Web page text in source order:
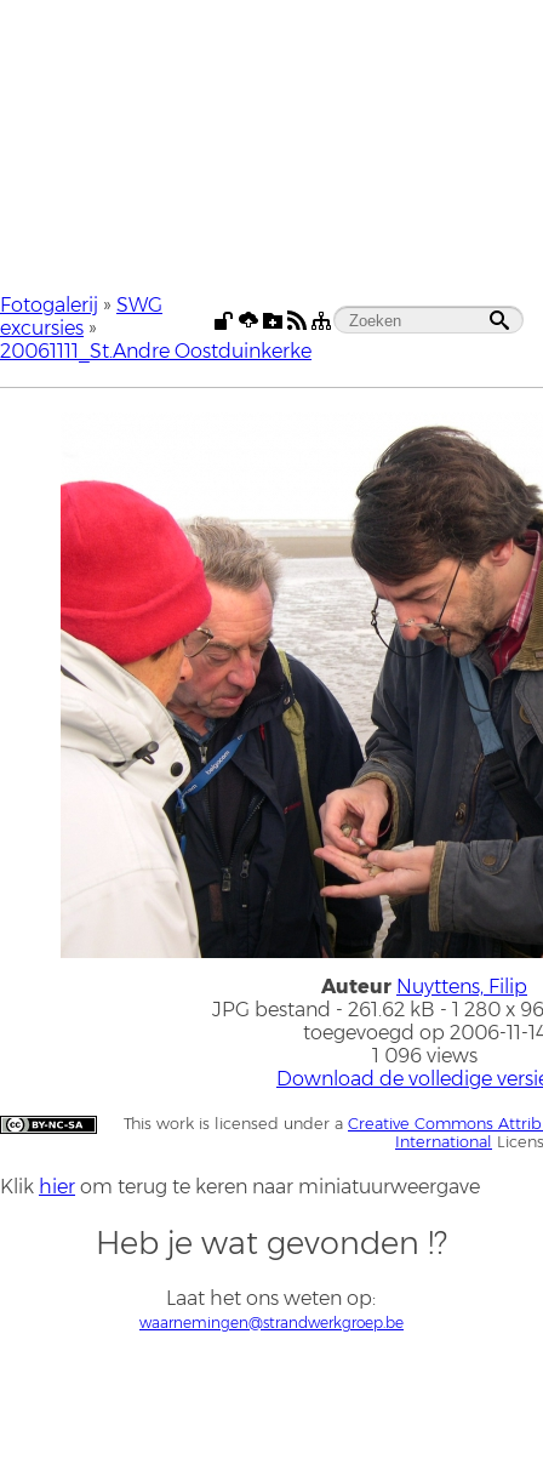
Fotogalerij » SWG
excursies »
20061111_St.Andre Oostduinkerke
Auteur Nuyttens, Filip
JPG bestand - 261.62 kB - 1 280 x
toegevoegd op 2006-11-
1 096 views
Download de volledige
This work is licensed under a Creative Commons
International
Klik hier om terug te keren naar miniatuurweergave
Heb je wat gevonden !?
Laat het ons weten op:
waarnemingen@strandwerkgroep.be